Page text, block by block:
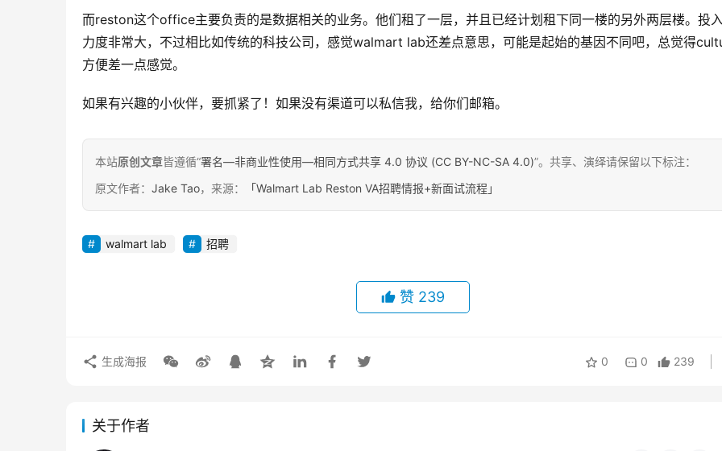
而reston这个office主要负责的是数据相关的业务。他们租了一层，并且已经计划租下同一楼的另外两层楼。投
力度非常大，不过相比如传统的科技公司，感觉walmart lab还差点意思，可能是起始的基因不同吧，总觉得
方便差一点感觉。
如果有兴趣的小伙伴，要抓紧了！如果没有渠道可以私信我，给你们邮箱。
本站原创文章皆遵循“署名—非商业性使用—相同方式共享 4.0 协议 (CC BY-NC-SA 4.0)”。共享、演绎请保留以下标注：
原文作者： Jake Tao，来源： 「Walmart Lab Reston VA招聘情报+新面试流程」
walmart lab 招聘
赞 239
0 0 239
生成海报
关于作者